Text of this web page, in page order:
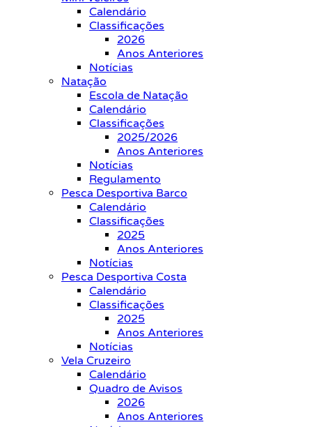
Calendário
Classificações
2026
Anos Anteriores
Notícias
Natação
Escola de Natação
Calendário
Classificações
2025/2026
Anos Anteriores
Notícias
Regulamento
Pesca Desportiva Barco
Calendário
Classificações
2025
Anos Anteriores
Notícias
Pesca Desportiva Costa
Calendário
Classificações
2025
Anos Anteriores
Notícias
Vela Cruzeiro
Calendário
Quadro de Avisos
2026
Anos Anteriores